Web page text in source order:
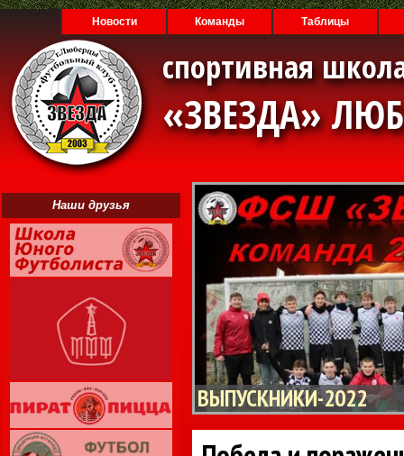
Новости Команды Таблицы
спортивная
«ЗВЕЗДА»
Наши друзья
ВЫПУСКНИКИ-2022